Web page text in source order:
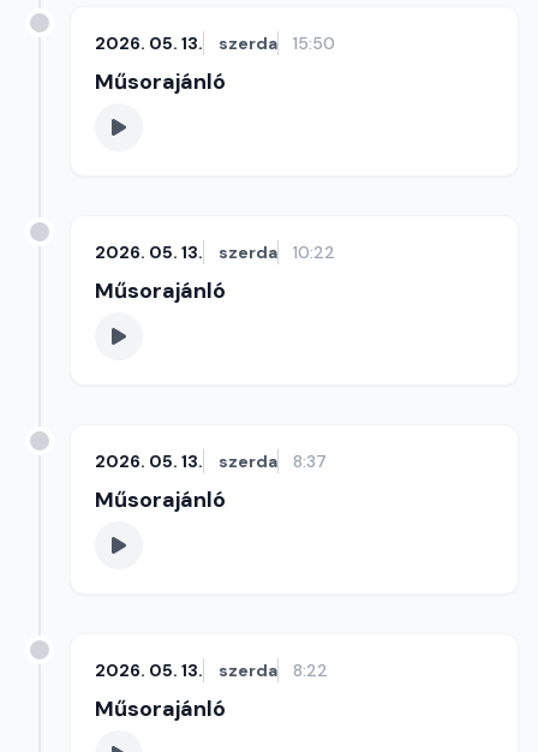
2026. 05. 13. szerda 15:50
Műsorajánló
2026. 05. 13. szerda 10:22
Műsorajánló
2026. 05. 13. szerda 8:37
Műsorajánló
2026. 05. 13. szerda 8:22
Műsorajánló